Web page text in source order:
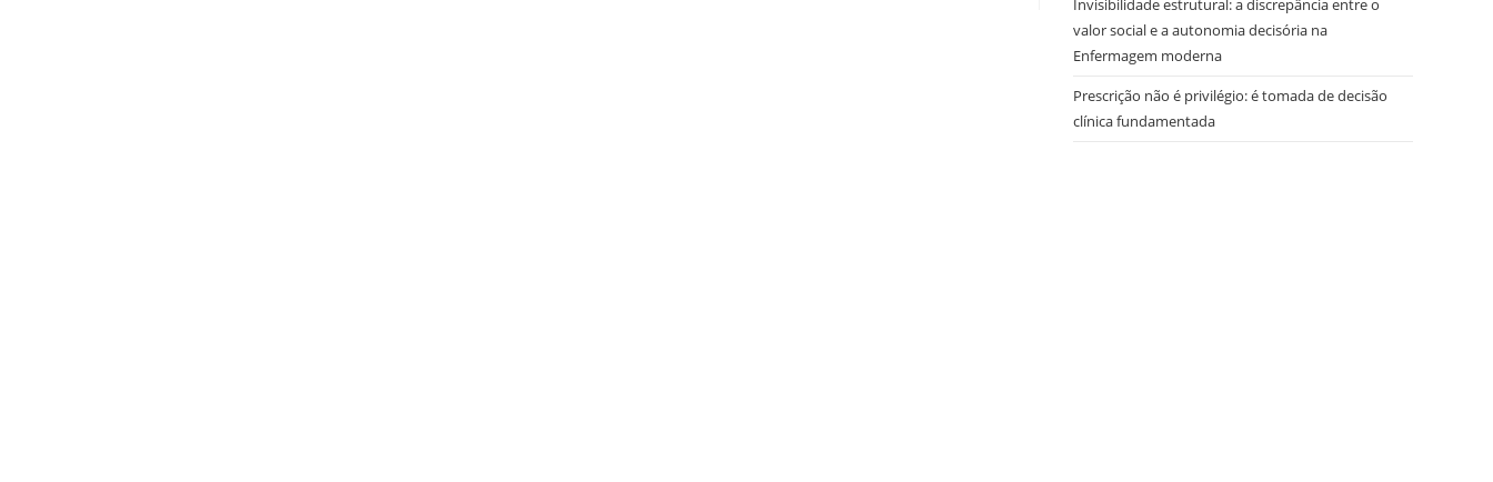
Invisibilidade estrutural: a discrepância entre o
valor social e a autonomia decisória na
Enfermagem moderna
Prescrição não é privilégio: é tomada de decisão
clínica fundamentada